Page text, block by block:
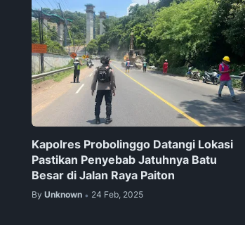
Kapolres Probolinggo Datangi Lokasi
Pastikan Penyebab Jatuhnya Batu
Besar di Jalan Raya Paiton
By Unknown • 24 Feb, 2025